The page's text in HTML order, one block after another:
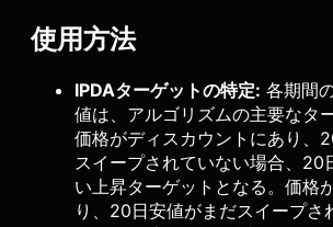
使用方法
IPDAターゲットの特定: 各期間
値は、アルゴリズムの主要なタ
価格がディスカウントにあり、
スイープされていない場合、20
い上昇ターゲットとなる。価格
り、20日安値がまだスイープさ